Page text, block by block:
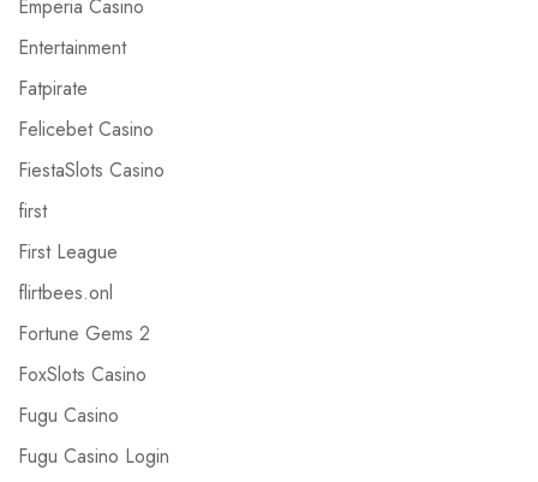
Emperia Casino
Entertainment
Fatpirate
Felicebet Casino
FiestaSlots Casino
first
First League
flirtbees.onl
Fortune Gems 2
FoxSlots Casino
Fugu Casino
Fugu Casino Login